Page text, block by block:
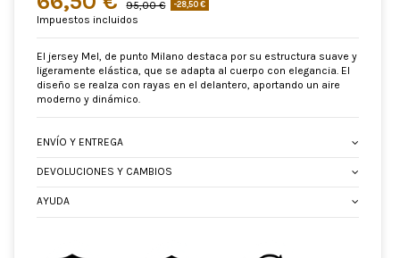
95,00 € -28,50 €
Impuestos incluidos
El jersey Mel, de punto Milano destaca por su estructura suave y
ligeramente elástica, que se adapta al cuerpo con elegancia. El
diseño se realza con rayas en el delantero, aportando un aire
moderno y dinámico.
ENVÍO Y ENTREGA
DEVOLUCIONES Y CAMBIOS
AYUDA